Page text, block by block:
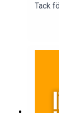
Tack